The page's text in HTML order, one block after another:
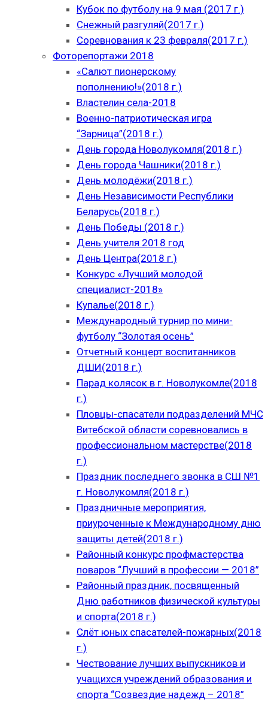
Кубок по футболу на 9 мая (2017 г.)
Снежный разгуляй(2017 г.)
Соревнования к 23 февраля(2017 г.)
Фоторепортажи 2018
«Салют пионерскому
пополнению!»(2018 г.)
Властелин села-2018
Военно-патриотическая игра
“Зарница”(2018 г.)
День города Новолукомля(2018 г.)
День города Чашники(2018 г.)
День молодёжи(2018 г.)
День Независимости Республики
Беларусь(2018 г.)
День Победы (2018 г.)
День учителя 2018 год
День Центра(2018 г.)
Конкурс «Лучший молодой
специалист-2018»
Купалье(2018 г.)
Международный турнир по мини-
футболу “Золотая осень”
Отчетный концерт воспитанников
ДШИ(2018 г.)
Парад колясок в г. Новолукомле(2018
г.)
Пловцы-спасатели подразделений МЧС
Витебской области соревновались в
профессиональном мастерстве(2018
г.)
Праздник последнего звонка в СШ №1
г. Новолукомля(2018 г.)
Праздничные мероприятия,
приуроченные к Международному дню
защиты детей(2018 г.)
Районный конкурс профмастерства
поваров “Лучший в профессии — 2018”
Районный праздник, посвященный
Дню работников физической культуры
и спорта(2018 г.)
Слёт юных спасателей-пожарных(2018
г.)
Чествование лучших выпускников и
учащихся учреждений образования и
спорта “Созвездие надежд – 2018”